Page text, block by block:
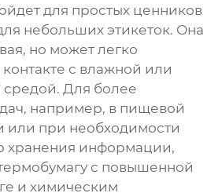
для простых ценников
небольших этикеток. Она
но может легко
с влажной или
Для более
например, в пищевой
при необходимости
хранения информации,
с повышенной
и химическим